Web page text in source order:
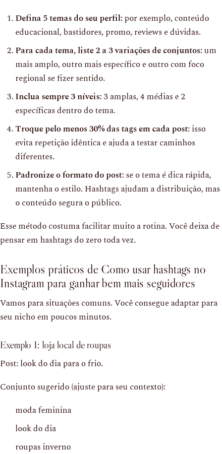
Defina 5 temas do seu perfil:por exemplo, conteúdo
educacional, bastidores, promo, reviews e dúvidas.
Para cada tema, liste 2 a 3 variações de conjuntos:um
mais amplo, outro mais específico e outro com foco
regional se fizer sentido.
Inclua sempre 3 níveis:3 amplas, 4 médias e 2
específicas dentro do tema.
Troque pelo menos 30% das tags em cada post:isso
evita repetição idêntica e ajuda a testar caminhos
diferentes.
Padronize o formato do post:se o tema é dica rápida,
mantenha o estilo. Hashtags ajudam a distribuição, mas
o conteúdo segura o público.
Esse método costuma facilitar muito a rotina. Você deixa de
pensar em hashtags do zero toda vez.
Exemplos práticos de Como usar hashtags no
Instagram para ganhar bem mais seguidores
Vamos para situações comuns. Você consegue adaptar para
seu nicho em poucos minutos.
Exemplo 1: loja local de roupas
Post: look do dia para o frio.
Conjunto sugerido (ajuste para seu contexto):
moda feminina
look do dia
roupas inverno